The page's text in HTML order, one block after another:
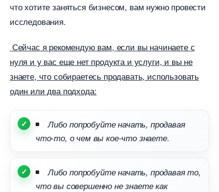
что хотите заняться бизнесом, вам нужно провести
исследования.
Сейчас я рекомендую вам, если вы начинаете с
нуля и у вас еще нет продукта и услуги, и вы не
знаете, что собираетесь продавать, использовать
один или два подхода:
Либо попробуйте начать, продавая
что-то, о чем вы кое-что знаете.
Либо попробуйте начать, продавая то,
что вы совершенно не знаете как